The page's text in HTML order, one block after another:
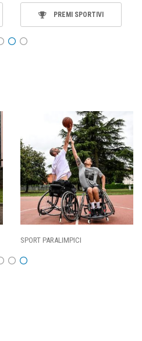
PREMI SPORTIVI
SPORT PARALIMPICI